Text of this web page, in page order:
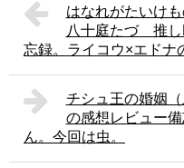
はなれがたいけ
八十庭たづ 推し
忘録。ライコウ×エドナ
チシュ王の婚姻
の感想レビュー
ん。今回は虫。